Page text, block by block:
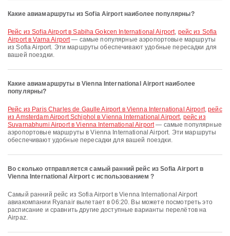
Какие авиамаршруты из Sofia Airport наиболее популярны?
рейс из Sofia Airport в Sabiha Gokcen International Airport, рейс из Sofia
Airport в Varna Airport— самые популярные аэропортовые маршруты
из Sofia Airport. Эти маршруты обеспечивают удобные пересадки для
вашей поездки.
Какие авиамаршруты в Vienna International Airport наиболее
популярны?
рейс из Paris Charles de Gaulle Airport в Vienna International Airport,рейс
из Amsterdam Airport Schiphol в Vienna International Airport, рейс из
Suvarnabhumi Airport в Vienna International Airport— самые популярные
аэропортовые маршруты в Vienna International Airport. Эти маршруты
обеспечивают удобные пересадки для вашей поездки.
Во сколько отправляется самый ранний рейс из Sofia Airport в
Vienna International Airport с использованием ?
Самый ранний рейс из Sofia Airport в Vienna International Airport
авиакомпании Ryanair вылетает в 06:20. Вы можете посмотреть это
расписание и сравнить другие доступные варианты перелётов на
Airpaz.